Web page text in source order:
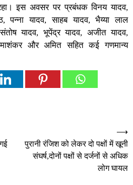
इस अवसर पर प्रबंधक विनय यादव,
पन्ना यादव, साहब यादव, भैय्या लाल
यादव, भूपेंद्र यादव, अजीत यादव,
और अमित सहित कई गणमान्य
पुरानी रंजिश को लेकर दो पक्षों में खूनी
संघर्ष,दोनों पक्षों से दर्जनों से अधिक
लोग घायल
⟶